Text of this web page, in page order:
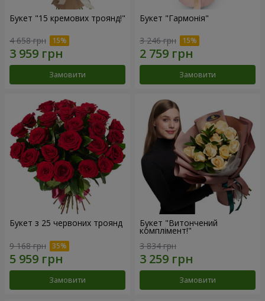
Букет "15 кремових троянд!"
4 658 грн
Замовити
Букет "Гармонія"
3 246 грн
Замовити
Букет з 25 червоних троянд
9 168 грн
Замовити
Букет "Витончений
комплімент!"
3 834 грн
Замовити